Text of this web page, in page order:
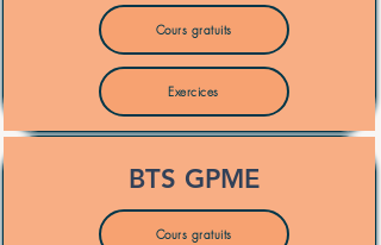
Cours gratuits
Exercices
BTS GPME
Cours gratuits